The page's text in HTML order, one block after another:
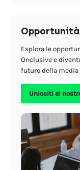
Esplora le
Onclusive e
futuro della
Unisciti al